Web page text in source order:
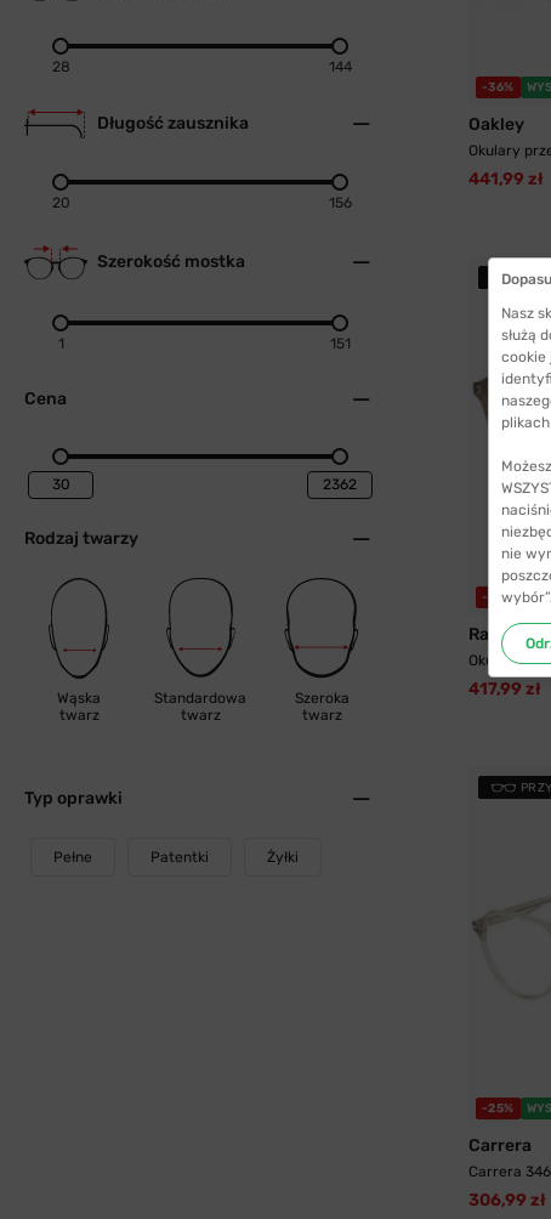
28 144
Długość zausznika
20 156
Szerokość mostka
1 151
Cena
Rodzaj twarzy
Wąska
twarz
Standardowa
twarz
Szeroka
twarz
Typ oprawki
Pełne Patentki Żyłki
-36%
Oakley
Okulary
441,99 zł
-31%
Ray-Ban®
Okulary
417,99 zł
-25%
Carrera
Carrera
306,99 zł
Nasz
służą
cookie
nie